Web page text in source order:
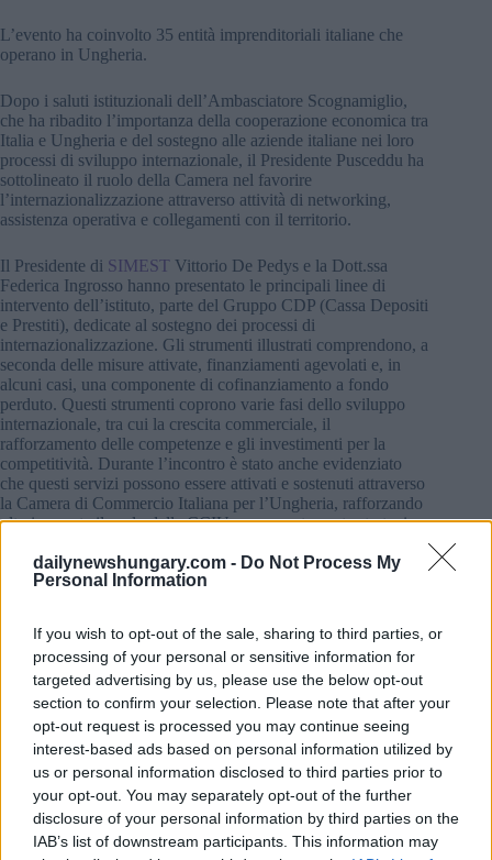
dailynewshungary.com - Do Not Process My
Personal Information
If you wish to opt-out of the sale, sharing to third parties, or
processing of your personal or sensitive information for
targeted advertising by us, please use the below opt-out
section to confirm your selection. Please note that after your
opt-out request is processed you may continue seeing
interest-based ads based on personal information utilized by
us or personal information disclosed to third parties prior to
your opt-out. You may separately opt-out of the further
disclosure of your personal information by third parties on the
IAB’s list of downstream participants. This information may
L’evento ha coinvolto 35 entità imprenditoriali italiane che
operano in Ungheria.
Dopo i saluti istituzionali dell’Ambasciatore Scognamiglio,
che ha ribadito l’importanza della cooperazione economica tra
Italia e Ungheria e del sostegno alle aziende italiane nei loro
processi di sviluppo internazionale, il Presidente Pusceddu ha
sottolineato il ruolo della Camera nel favorire
l’internazionalizzazione attraverso attività di networking,
assistenza operativa e collegamenti con il territorio.
Il Presidente di SIMEST Vittorio De Pedys e la Dott.ssa
Federica Ingrosso hanno presentato le principali linee di
intervento dell’istituto, parte del Gruppo CDP (Cassa Depositi
e Prestiti), dedicate al sostegno dei processi di
internazionalizzazione. Gli strumenti illustrati comprendono, a
seconda delle misure attivate, finanziamenti agevolati e, in
alcuni casi, una componente di cofinanziamento a fondo
perduto. Questi strumenti coprono varie fasi dello sviluppo
internazionale, tra cui la crescita commerciale, il
rafforzamento delle competenze e gli investimenti per la
competitività. Durante l’incontro è stato anche evidenziato
che questi servizi possono essere attivati e sostenuti attraverso
la Camera di Commercio Italiana per l’Ungheria, rafforzando
ulteriormente il ruolo della CCIU come controparte strategica
ungherese.